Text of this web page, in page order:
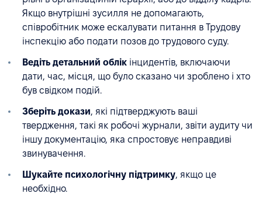
Якщо внутрішні зусилля не допомагають,
співробітник може ескалувати питання в Трудову
інспекцію або подати позов до трудового суду.
Ведіть детальний облік інцидентів, включаючи
дати, час, місця, що було сказано чи зроблено і хто
був свідком подій.
Зберіть докази, які підтверджують ваші
твердження, такі як робочі журнали, звіти аудиту чи
іншу документацію, яка спростовує неправдиві
звинувачення.
Шукайте психологічну підтримку, якщо це
необхідно.